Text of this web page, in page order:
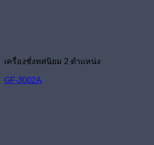
เครื่องชั่งทศนิยม 2 ตำแหน่ง
GF-3002A